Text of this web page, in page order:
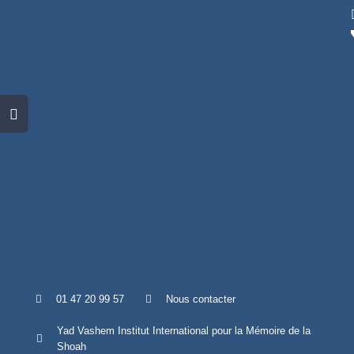
01 47 20 99 57 Nous contacter
Yad Vashem Institut International pour la Mémoire de la
Shoah
Sliding
Bar